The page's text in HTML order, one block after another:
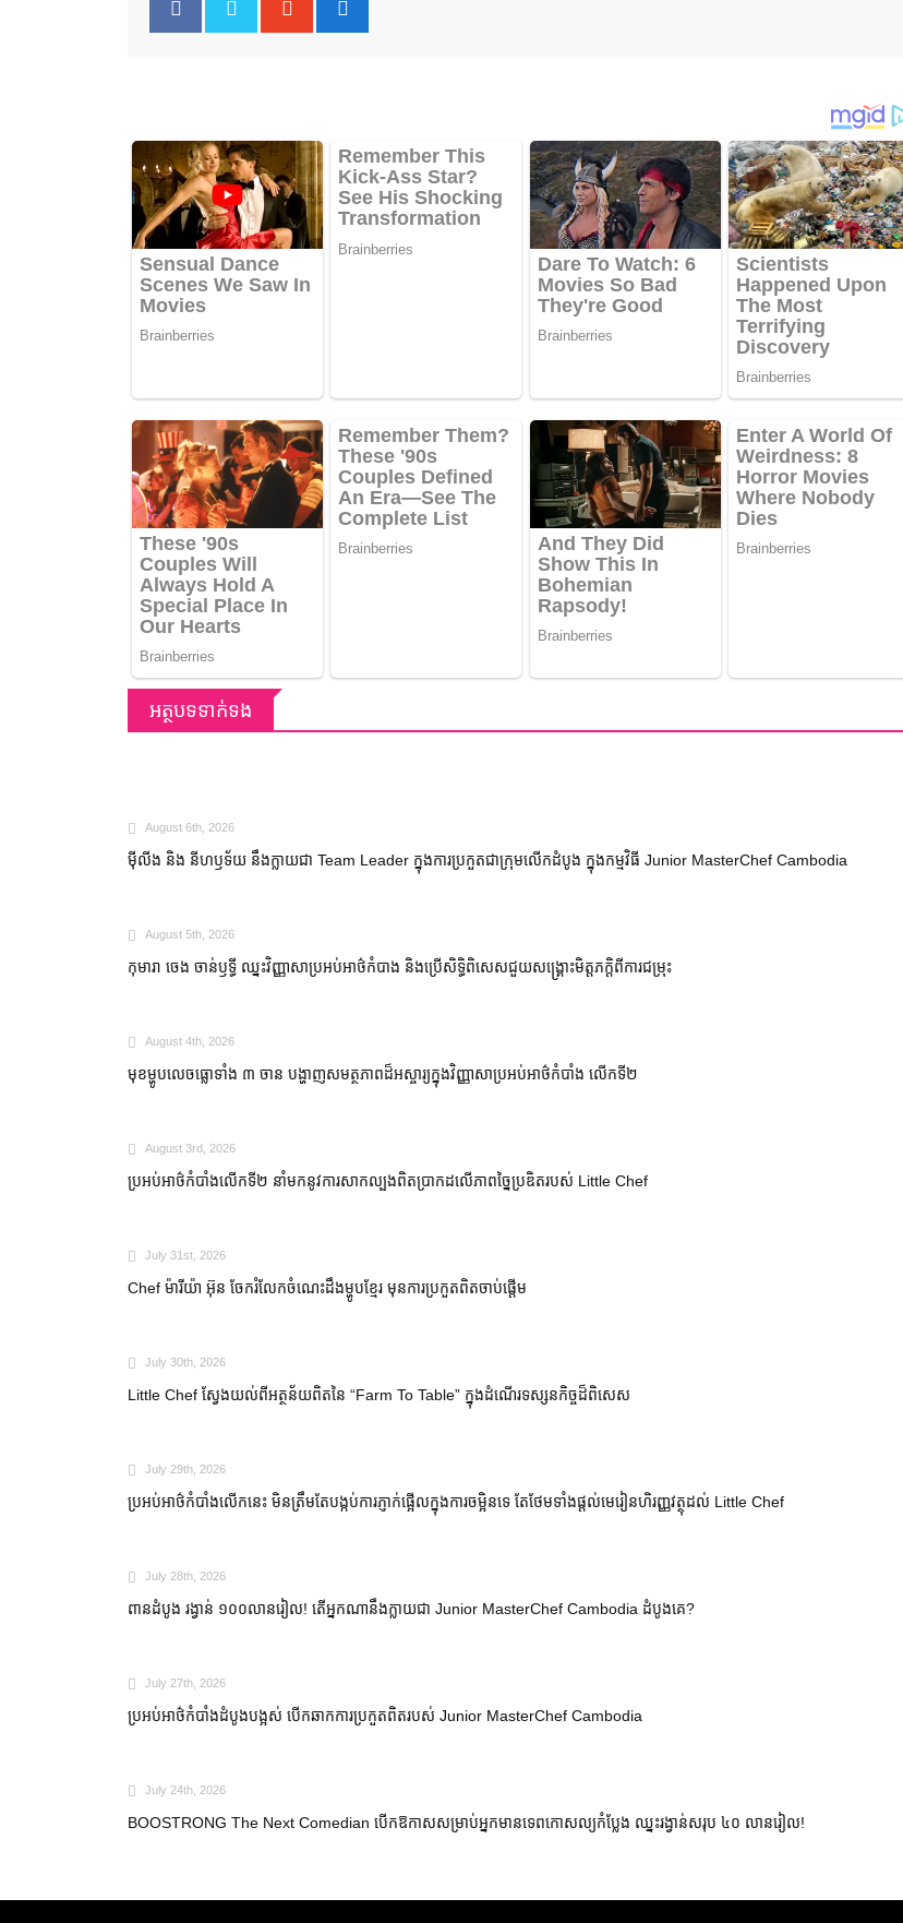
អត្ថបទទាក់ទង
August 6th, 2026
ម៉ីលីង និង នីហឫទ័យ នឹងក្លាយជា Team Leader ក្នុងការប្រកួតជាក្រុមលើកដំបូង ក្នុងកម្មវិធី Junior MasterChef Cambodia
August 5th, 2026
កុមារា ចេង ចាន់ឫទ្ធី ឈ្នះវិញ្ញាសាប្រអប់អាថ៌កំបាង និងប្រើសិទ្ធិពិសេសជួយសង្គ្រោះមិត្តភក្តិពីការជម្រុះ
August 4th, 2026
មុខម្ហូបលេចធ្លោទាំង ៣ ចាន បង្ហាញសមត្ថភាពដ៏អស្ចារ្យក្នុងវិញ្ញាសាប្រអប់អាថ៌កំបាំង លើកទី២
August 3rd, 2026
ប្រអប់អាថ៌កំបាំងលើកទី២ នាំមកនូវការសាកល្បងពិតប្រាកដលើភាពច្នៃប្រឌិតរបស់ Little Chef
July 31st, 2026
Chef ម៉ារីយ៉ា អ៊ុន ចែករំលែកចំណេះដឹងម្ហូបខ្មែរ មុនការប្រកួតពិតចាប់ផ្តើម
July 30th, 2026
Little Chef ស្វែងយល់ពីអត្ថន័យពិតនៃ “Farm To Table” ក្នុងដំណើរទស្សនកិច្ចដ៏ពិសេស
July 29th, 2026
ប្រអប់អាថ៌កំបាំងលើកនេះ មិនត្រឹមតែបង្កប់ការភ្ញាក់ផ្អើលក្នុងការចម្អិនទេ តែថែមទាំងផ្តល់មេរៀនហិរញ្ញវត្ថុដល់ Little Chef
July 28th, 2026
ពានដំបូង រង្វាន់ ១០០លានរៀល! តើអ្នកណានឹងក្លាយជា Junior MasterChef Cambodia ដំបូងគេ?
July 27th, 2026
ប្រអប់អាថ៌កំបាំងដំបូងបង្អស់ បើកឆាកការប្រកួតពិតរបស់ Junior MasterChef Cambodia
July 24th, 2026
BOOSTRONG The Next Comedian បើកឱកាសសម្រាប់អ្នកមានទេពកោសល្យកំប្លែង ឈ្នះរង្វាន់សរុប ៤០ លានរៀល!